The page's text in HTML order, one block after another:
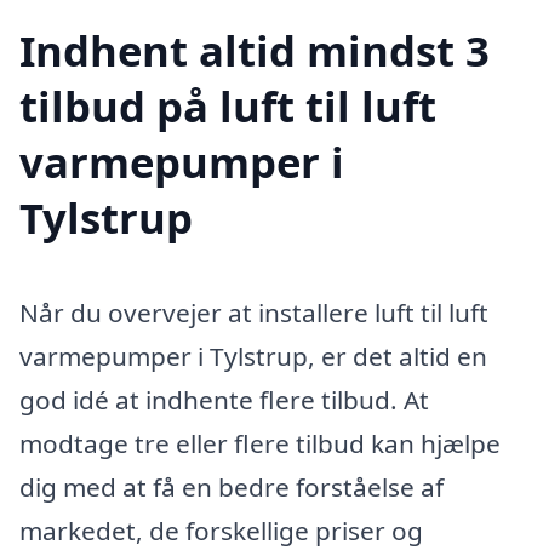
Indhent altid mindst 3
tilbud på luft til luft
varmepumper i
Tylstrup
Når du overvejer at installere luft til luft
varmepumper i Tylstrup, er det altid en
god idé at indhente flere tilbud. At
modtage tre eller flere tilbud kan hjælpe
dig med at få en bedre forståelse af
markedet, de forskellige priser og